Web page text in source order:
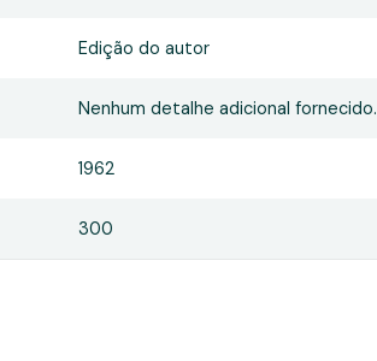
Edição do autor
Nenhum detalhe adicional fornecido.
1962
300